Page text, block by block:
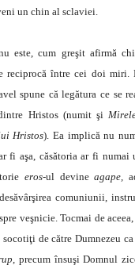
un chin al sclaviei.
este, cum greşit afirmă
reciprocă între cei doi miri.
spune că legătura ce se
Hristos (numit şi
Hristos). Ea implică nu
fi aşa, căsătoria ar fi numai
eros-ul devineagape,
comuniunii,
veşnicie. Tocmai de
de către Dumnezeu
, precum însuşi Domnul